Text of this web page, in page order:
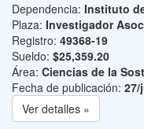
Dependencia: Instituto
Plaza: Investigador
Registro: 49368-19
Sueldo: $25,359.20
Área: Ciencias de la
Fecha de publicación: 27/
Ver detalles »